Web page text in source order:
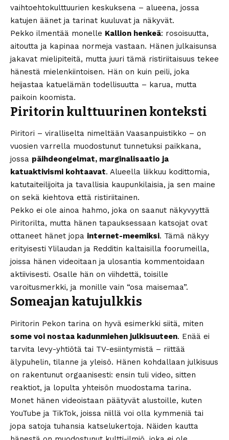
vaihtoehtokulttuurien keskuksena – alueena, jossa
katujen äänet ja tarinat kuuluvat ja näkyvät.
Pekko ilmentää monelle Kallion henkeä: rosoisuutta,
aitoutta ja kapinaa normeja vastaan. Hänen julkaisunsa
jakavat mielipiteitä, mutta juuri tämä ristiriitaisuus tekee
hänestä mielenkiintoisen. Hän on kuin peili, joka
heijastaa katuelämän todellisuutta – karua, mutta
paikoin koomista.
Piritorin kulttuurinen konteksti
Piritori – viralliselta nimeltään Vaasanpuistikko – on
vuosien varrella muodostunut tunnetuksi paikkana,
jossa päihdeongelmat, marginalisaatio ja
katuaktivismi kohtaavat. Alueella liikkuu kodittomia,
katutaiteilijoita ja tavallisia kaupunkilaisia, ja sen maine
on sekä kiehtova että ristiriitainen.
Pekko ei ole ainoa hahmo, joka on saanut näkyvyyttä
Piritorilta, mutta hänen tapauksessaan katsojat ovat
ottaneet hänet jopa internet-meemiksi. Tämä näkyy
erityisesti Ylilaudan ja Redditin kaltaisilla foorumeilla,
joissa hänen videoitaan ja ulosantia kommentoidaan
aktiivisesti. Osalle hän on viihdettä, toisille
varoitusmerkki, ja monille vain “osa maisemaa”.
Someajan katujulkkis
Piritorin Pekon tarina on hyvä esimerkki siitä, miten
some voi nostaa kadunmiehen julkisuuteen. Enää ei
tarvita levy-yhtiötä tai TV-esiintymistä – riittää
älypuhelin, tilanne ja yleisö. Hänen kohdallaan julkisuus
on rakentunut orgaanisesti: ensin tuli video, sitten
reaktiot, ja lopulta yhteisön muodostama tarina.
Monet hänen videoistaan päätyvät alustoille, kuten
YouTube ja TikTok, joissa niillä voi olla kymmeniä tai
jopa satoja tuhansia katselukertoja. Näiden kautta